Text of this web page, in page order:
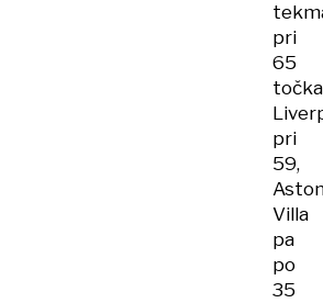
pri
65
pri
59,
Villa
pa
po
35